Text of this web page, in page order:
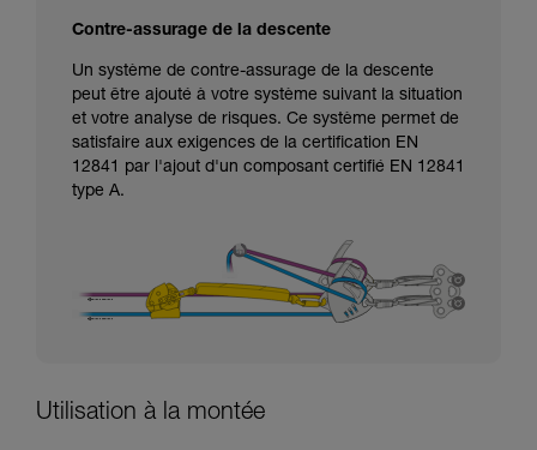
Contre-assurage de la descente
Un système de contre-assurage de la descente
peut être ajouté à votre système suivant la situation
et votre analyse de risques. Ce système permet de
satisfaire aux exigences de la certification EN
12841 par l'ajout d'un composant certifié EN 12841
type A.
Utilisation à la montée